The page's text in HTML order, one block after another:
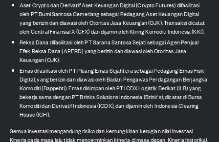
Aset Crypto dan Derivatif Aset Keuangan Digital (Crypto Futures) difasilitasi
oleh PT Bumi Santosa Cemerlang sebagai Pedagang Aset Keuangan Digital
yang berizin dan diawasi oleh Otoritas Jasa Keuangan (OJK). Transaksi dicatat
oleh Central Finansial X (CFX) dan dijamin oleh Kliring Komoditi Indonesia (KKI).
Reksa Dana difasilitasi oleh PT Sarana Santosa Sejati sebagai Agen Penjual
Efek Reksa Dana (APERD) yang berizin dan diawasi oleh Otoritas Jasa
Keuangan (OJK).
Emas difasilitasi oleh PT Pluang Emas Sejahtera sebagai Pedagang Emas Fisik
Digital, yang berizin dan diawasi oleh Badan Pengawas Perdagangan Berjangka
Komoditi (Bappebti). Emas disimpan oleh PT ICDX Logistik Berikat (ILB) yang
bekerja sama dengan PT Brinks Solutions Indonesia (Brink's), dicatat di Bursa
Komoditi dan Derivatif Indonesia (ICDX), dan dijamin oleh Indonesia Clearing
House (ICH).
Semua investasi mengandung risiko dan kemungkinan kerugian nilai investasi.
Kinerja pada masa lalu tidak mencerminkan kinerja di masa depan. Kinerja historikal,